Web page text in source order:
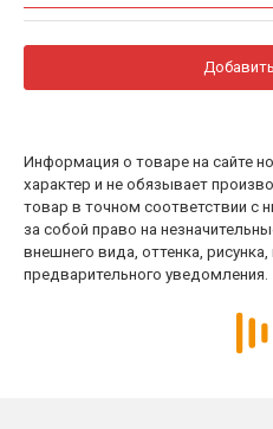
Информация о товаре на сайте
характер и не обязывает
товар в точном соответствии с
за собой право на
внешнего вида, оттенка, рисунка,
предварительного уведомления.